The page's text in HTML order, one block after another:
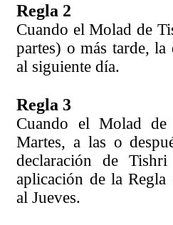
Regla 2
Cuando el Molad de
partes) o más tarde,
al siguiente día.
Regla 3
Cuando el Molad
Martes, a las o
declaración de
aplicación de la
al Jueves.